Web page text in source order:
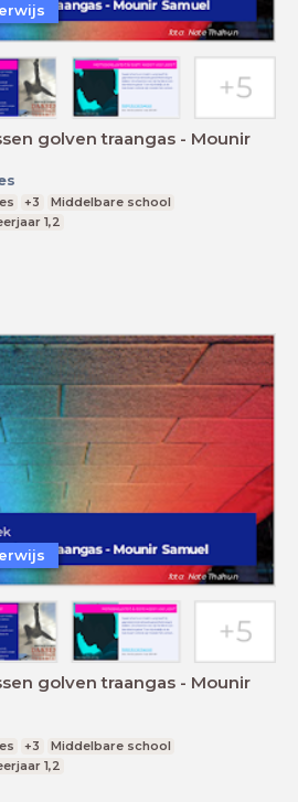
golven traangas - Mounir
+3
Middelbare school
1,2
golven traangas - Mounir
+3
Middelbare school
1,2